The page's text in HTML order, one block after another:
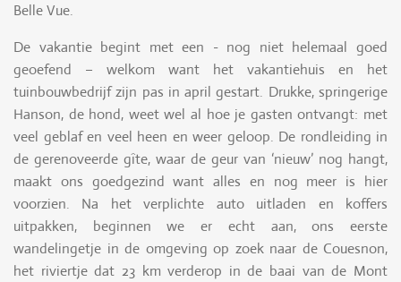
Belle Vue.
De vakantie begint met een - nog niet helemaal goed
geoefend – welkom want het vakantiehuis en het
tuinbouwbedrijf zijn pas in april gestart. Drukke, springerige
Hanson, de hond, weet wel al hoe je gasten ontvangt: met
veel geblaf en veel heen en weer geloop. De rondleiding in
de gerenoveerde gîte, waar de geur van ‘nieuw’ nog hangt,
maakt ons goedgezind want alles en nog meer is hier
voorzien. Na het verplichte auto uitladen en koffers
uitpakken, beginnen we er echt aan, ons eerste
wandelingetje in de omgeving op zoek naar de Couesnon,
het riviertje dat 23 km verderop in de baai van de Mont